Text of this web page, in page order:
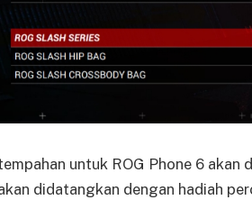
untuk ROG Phone 6
didatangkan dengan hadiah